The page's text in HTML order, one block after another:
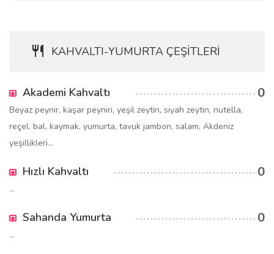
KAHVALTI-YUMURTA ÇEŞİTLERİ
Akademi Kahvaltı 0
Beyaz peynir, kaşar peyniri, yeşil zeytin, siyah zeytin, nutella,
reçel, bal, kaymak, yumurta, tavuk jambon, salam, Akdeniz
yeşillikleri...
Hızlı Kahvaltı 0
...
Sahanda Yumurta 0
...